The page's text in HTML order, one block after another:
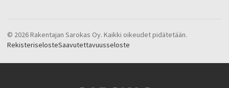
© 2026 Rakentajan Sarokas Oy. Kaikki oikeudet pidätetään.
RekisteriselosteSaavutettavuusseloste